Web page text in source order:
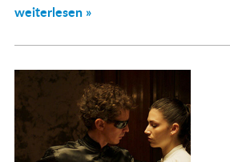
weiterlesen »